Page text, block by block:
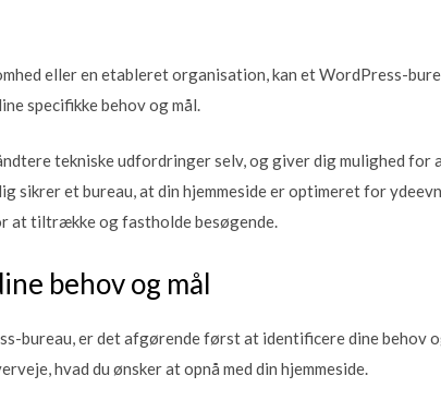
eller en etableret organisation, kan et WordPress-
specifikke behov og mål.
tekniske udfordringer selv, og giver dig mulighed for
sikrer et bureau, at din hjemmeside er optimeret for
at tiltrække og fastholde besøgende.
behov og mål
bureau, er det afgørende først at identificere dine behov
hvad du ønsker at opnå med din hjemmeside.